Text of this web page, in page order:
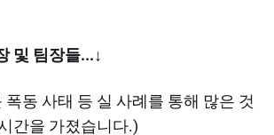
및 팀장들...↓
동 사태 등 실 사례를 통해 많은 것
간을 가졌습니다.)